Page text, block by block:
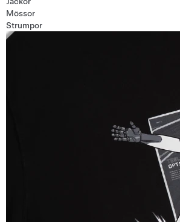
Mössor
Strumpor